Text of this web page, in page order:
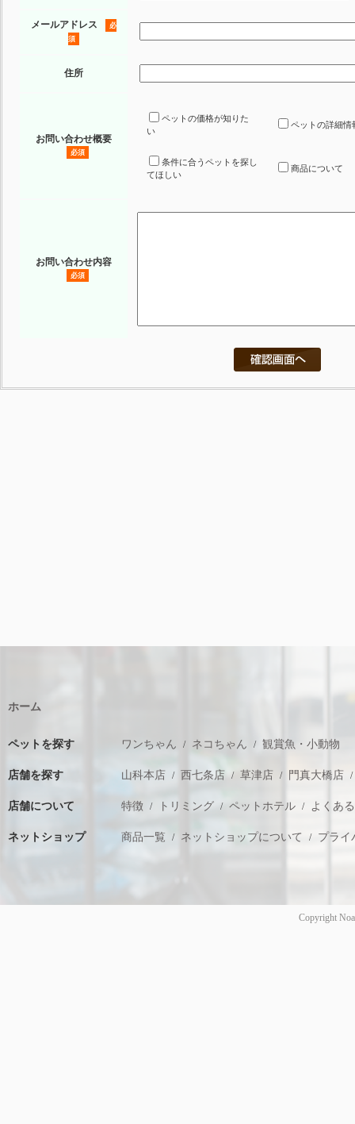
メールアドレス
必
須
住所
お問い合わせ概要
必須
ペットの価格が知りた
い
ペットの詳細情
条件に合うペットを探し
てほしい
商品について
お問い合わせ内容
必須
ホーム
ペットを探す ワンちゃん ネコちゃん 観賞魚・小動物
店舗を探す 山科本店 西七条店 草津店 門真大橋店
店舗について 特徴 トリミング ペットホテル よくあ
ネットショップ 商品一覧 ネットショップについて プライ
Copyright